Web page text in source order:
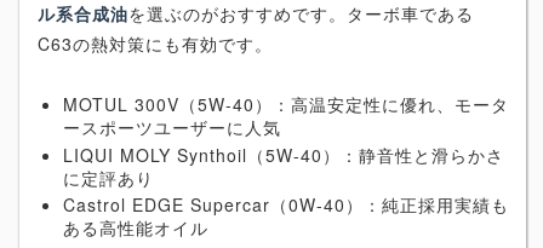
ル系合成油を選ぶのがおすすめです。ターボ車である
C63の熱対策にも有効です。
MOTUL 300V（5W-40）：高温安定性に優れ、モータ
ースポーツユーザーに人気
LIQUI MOLY Synthoil（5W-40）：静音性と滑らかさ
に定評あり
Castrol EDGE Supercar（0W-40）：純正採用実績も
ある高性能オイル